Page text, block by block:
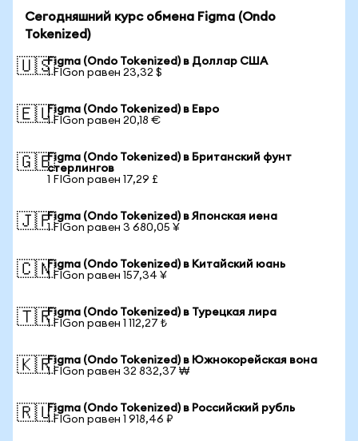
Сегодняшний курс обмена Figma (Ondo
Tokenized)
🇺🇸Figma (Ondo Tokenized) в Доллар США
1 FIGon равен 23,32 $
🇪🇺Figma (Ondo Tokenized) в Евро
1 FIGon равен 20,18 €
🇬🇧Figma (Ondo Tokenized) в Британский фунт
стерлингов
1 FIGon равен 17,29 £
🇯🇵Figma (Ondo Tokenized) в Японская иена
1 FIGon равен 3 680,05 ¥
🇨🇳Figma (Ondo Tokenized) в Китайский юань
1 FIGon равен 157,34 ¥
🇹🇷Figma (Ondo Tokenized) в Турецкая лира
1 FIGon равен 1 112,27 ₺
🇰🇷Figma (Ondo Tokenized) в Южнокорейская вона
1 FIGon равен 32 832,37 ₩
🇷🇺Figma (Ondo Tokenized) в Российский рубль
1 FIGon равен 1 918,46 ₽